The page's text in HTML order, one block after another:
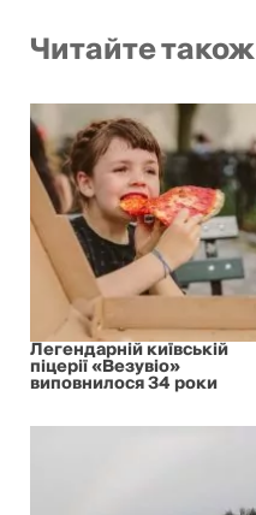
Читайте також
Легендарній київській
піцерії «Везувіо»
виповнилося 34 роки